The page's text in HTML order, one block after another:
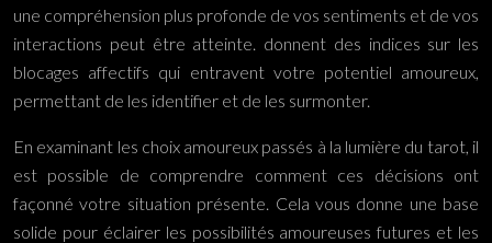
une compréhension plus profonde de vos sentiments et de vos
interactions peut être atteinte. donnent des indices sur les
blocages affectifs qui entravent votre potentiel amoureux,
permettant de les identifier et de les surmonter.
En examinant les choix amoureux passés à la lumière du tarot, il
est possible de comprendre comment ces décisions ont
façonné votre situation présente. Cela vous donne une base
solide pour éclairer les possibilités amoureuses futures et les